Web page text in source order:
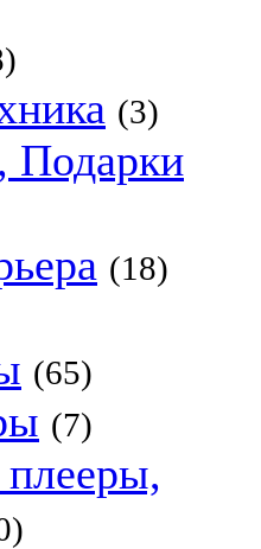
(3)
Подарки
(18)
(65)
(7)